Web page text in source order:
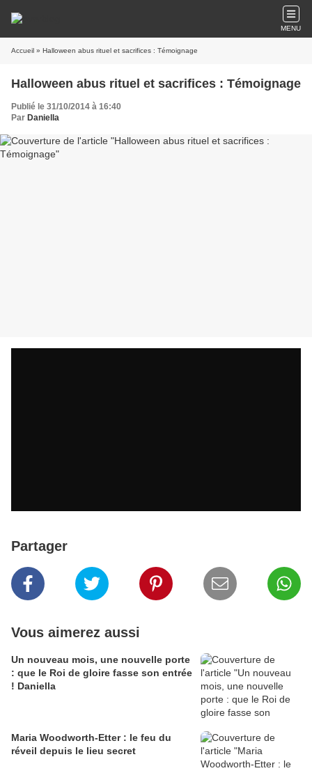
MENU
Accueil » Halloween abus rituel et sacrifices : Témoignage
Halloween abus rituel et sacrifices : Témoignage
Publié le 31/10/2014 à 16:40
Par Daniella
Partager
Vous aimerez aussi
Un nouveau mois, une nouvelle porte
: que le Roi de gloire fasse son entrée
! Daniella
Maria Woodworth-Etter : le feu du
réveil depuis le lieu secret